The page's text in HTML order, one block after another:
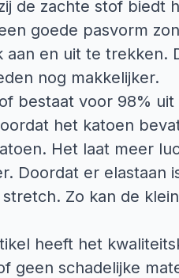
de zachte stof biedt
goede pasvorm
aan en uit te trekken.
nog makkelijker.
bestaat voor 98%
het katoen
Het laat meer
Doordat er elastaan
stretch. Zo kan de
heeft het
geen schadelijke